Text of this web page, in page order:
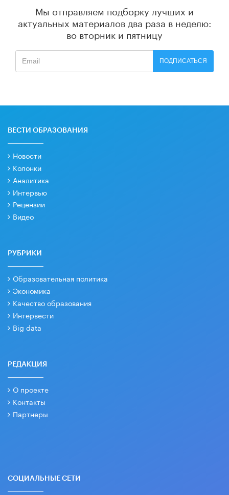
Мы отправляем подборку лучших и
актуальных материалов два раза в неделю:
во вторник и пятницу
ПОДПИСАТЬСЯ
ВЕСТИ ОБРАЗОВАНИЯ
Новости
Колонки
Аналитика
Интервью
Рецензии
Видео
РУБРИКИ
Образовательная политика
Экономика
Качество образования
Интервести
Big data
РЕДАКЦИЯ
О проекте
Контакты
Партнеры
СОЦИАЛЬНЫЕ СЕТИ